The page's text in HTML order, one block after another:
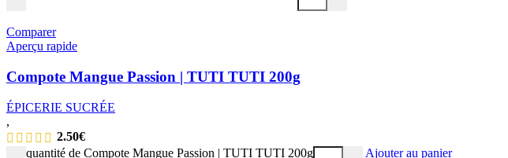
Comparer
Aperçu rapide
Compote Mangue Passion | TUTI TUTI 200g
ÉPICERIE SUCRÉE
,
2.50€
quantité de Compote Mangue Passion | TUTI TUTI 200g Ajouter au panier